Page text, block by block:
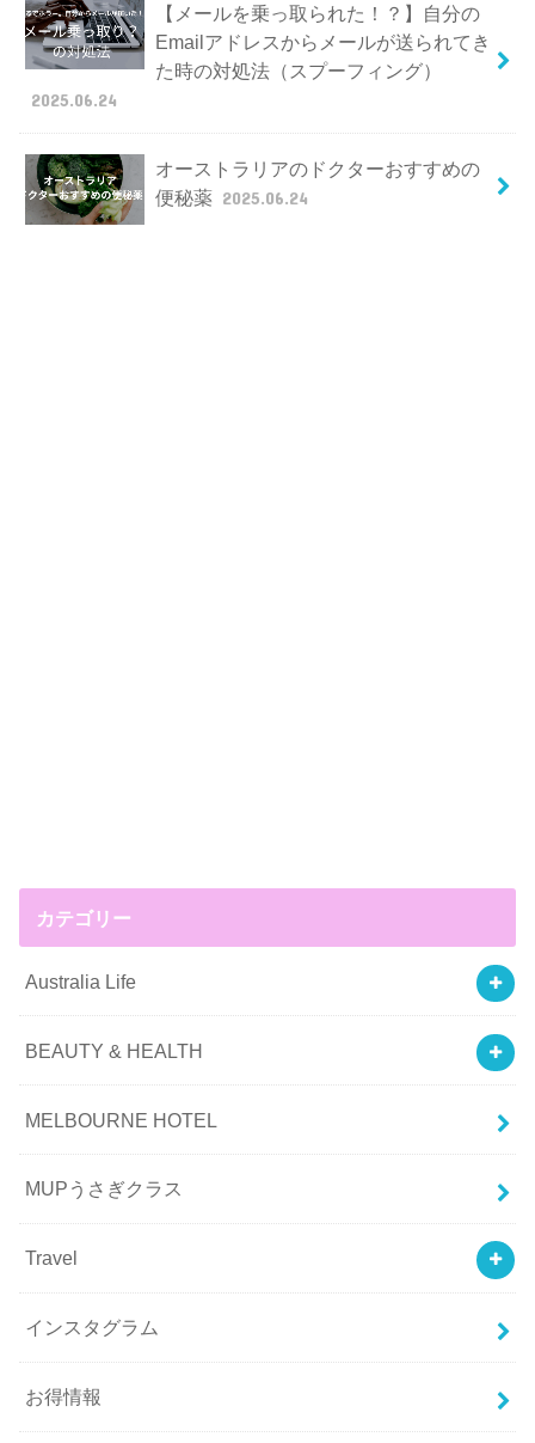
【メールを乗っ取られた！？】自分の
Emailアドレスからメールが送られてき
た時の対処法（スプーフィング）
2025.06.24
オーストラリアのドクターおすすめの
便秘薬 2025.06.24
カテゴリー
Australia Life
BEAUTY & HEALTH
MELBOURNE HOTEL
MUPうさぎクラス
Travel
インスタグラム
お得情報